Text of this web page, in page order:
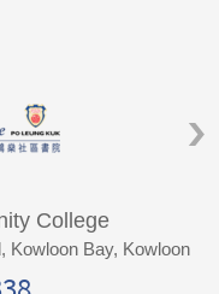
College
Kowloon Bay, Kowloon